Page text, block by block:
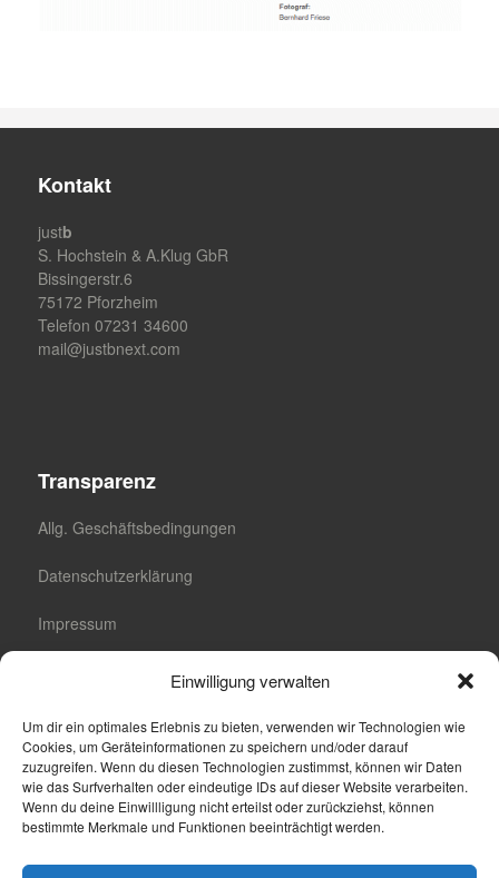
Einwilligung verwalten
Um dir ein optimales Erlebnis zu bieten, verwenden wir Technologien wie
Cookies, um Geräteinformationen zu speichern und/oder darauf
zuzugreifen. Wenn du diesen Technologien zustimmst, können wir Daten
wie das Surfverhalten oder eindeutige IDs auf dieser Website verarbeiten.
Wenn du deine Einwillligung nicht erteilst oder zurückziehst, können
bestimmte Merkmale und Funktionen beeinträchtigt werden.
Kontakt
justb
S. Hochstein & A.Klug GbR
Bissingerstr.6
75172 Pforzheim
Telefon 07231 34600
mail@justbnext.com
Transparenz
Allg. Geschäftsbedingungen
Datenschutzerklärung
Impressum
Cookie-Richtlinie (EU)
Cookie-Einstellungen
Suche